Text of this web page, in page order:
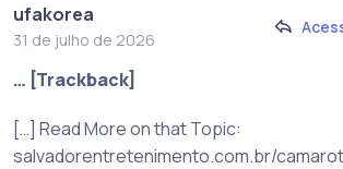
ufakorea
31 de julho de 2026
… [Trackback]
[…] Read More on that Topic:
salvadorentretenimento.com.br/